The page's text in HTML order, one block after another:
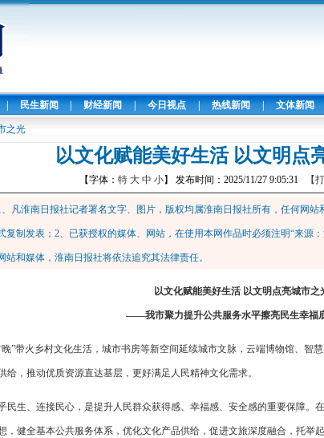
| 民生新闻 | 财经新闻 | 今日视点 | 热线新闻 | 文体新闻
之光
以文化赋能美好生活 以文明点
【字体： 特 大 中 小】 发布时间：2025/11/27 9:05:31 【
、凡淮南日报社记者署名文字、图片，版权均属淮南日报社所有，任何网
复制发表；2、已获授权的媒体、网站，在使用本网作品时必须注明“来源
站和媒体，淮南日报社将依法追究其法律责任。
以文化赋能美好生活 以文明点亮城市之
——我市聚力提升公共服务水平擦亮民生幸福
晚”带火乡村文化生活，城市书房等新空间延续城市文脉，云端博物馆、
给，推动优质资源直达基层，更好满足人民精神文化需求。
民生、连接民心，是提升人民群众获得感、幸福感、安全感的重要保障。
，健全基本公共服务体系，优化文化产品供给，促进文旅深度融合，托举